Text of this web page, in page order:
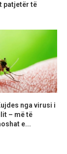
patjetër të
nga virusi i
– më të
e...